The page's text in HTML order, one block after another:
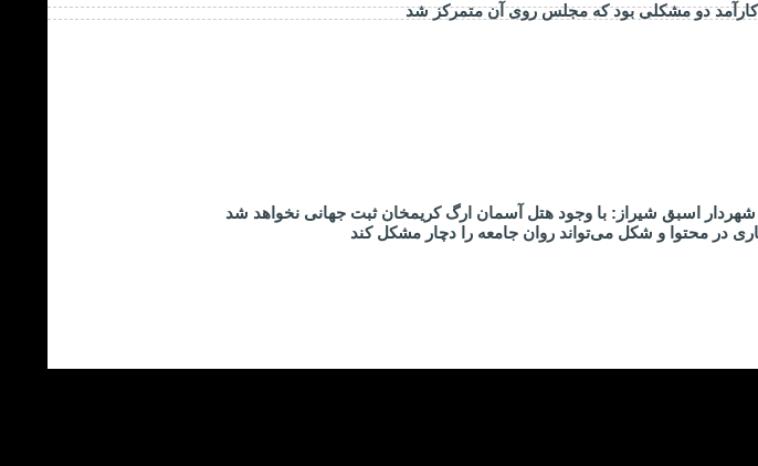
دو مشکلی بود که مجلس روی آن متمرکز شد
اسبق شیراز: با وجود هتل آسمان ارگ کریمخان ثبت جهانی نخواهد شد
در محتوا و شکل می‌تواند روان جامعه را دچار مشکل کند